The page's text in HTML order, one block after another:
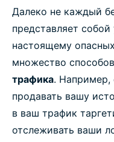
Далеко не каждый
представляет
настоящему
множество способов
трафика. Например,
продавать вашу
в ваш трафик
отслеживать ваши